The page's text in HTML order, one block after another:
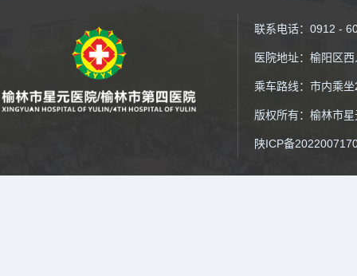
联系电话：0912 -
医院地址：榆阳区
乘车路线：市内乘
版权所有：榆林市
陕ICP备